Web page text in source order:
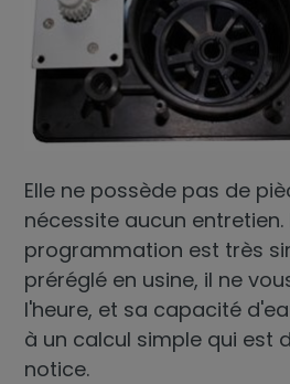
Elle ne possède pas de
nécessite aucun entretien.
programmation est très
préréglé en usine, il ne
l'heure, et sa capacité
à un calcul simple qui est
notice.